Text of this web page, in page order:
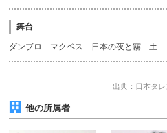
舞台
ダンブロ マクベス 日本の夜と霧 土
出典：日本タ
他の所属者